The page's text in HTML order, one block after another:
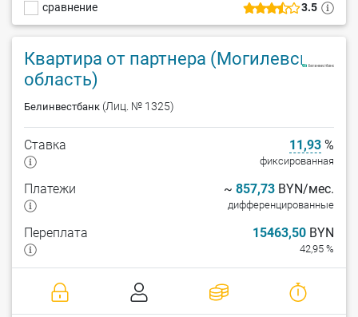
3.5
сравнение
Квартира от партнера (Могилевская
область)
Белинвестбанк (Лиц. № 1325)
Ставка 11,93 %
фиксированная
Платежи ~ 857,73 BYN/мес.
дифференцированные
Переплата 15463,50 BYN
42,95 %